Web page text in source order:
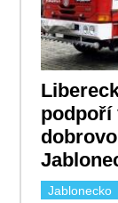
podpoří
Jablonecko